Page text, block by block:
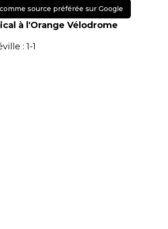
source préférée sur Google
à l'Orange Vélodrome
: 1-1